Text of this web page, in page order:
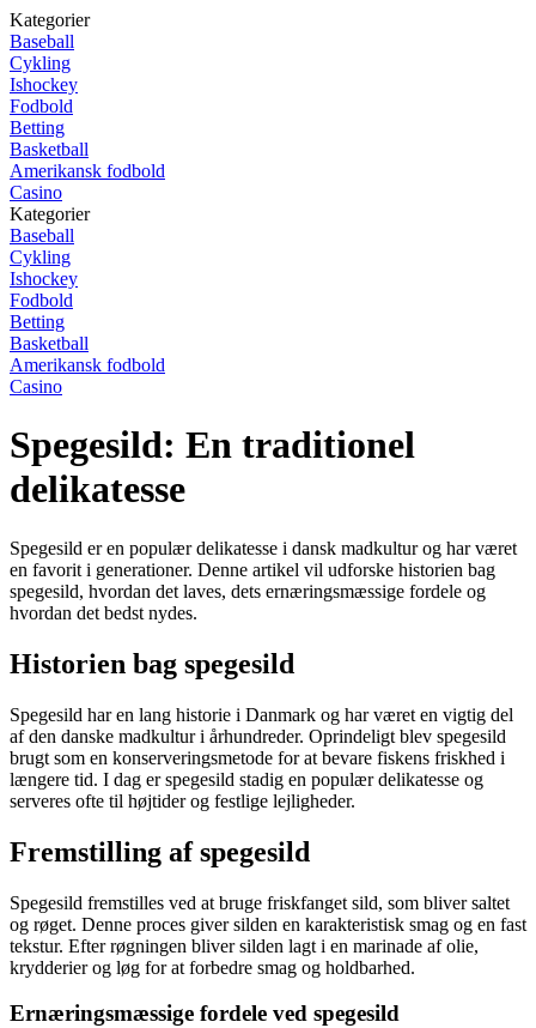
Kategorier
Baseball
Cykling
Ishockey
Fodbold
Betting
Basketball
Amerikansk fodbold
Casino
Kategorier
Baseball
Cykling
Ishockey
Fodbold
Betting
Basketball
Amerikansk fodbold
Casino
Spegesild: En traditionel
delikatesse
Spegesild er en populær delikatesse i dansk madkultur og har været
en favorit i generationer. Denne artikel vil udforske historien bag
spegesild, hvordan det laves, dets ernæringsmæssige fordele og
hvordan det bedst nydes.
Historien bag spegesild
Spegesild har en lang historie i Danmark og har været en vigtig del
af den danske madkultur i århundreder. Oprindeligt blev spegesild
brugt som en konserveringsmetode for at bevare fiskens friskhed i
længere tid. I dag er spegesild stadig en populær delikatesse og
serveres ofte til højtider og festlige lejligheder.
Fremstilling af spegesild
Spegesild fremstilles ved at bruge friskfanget sild, som bliver saltet
og røget. Denne proces giver silden en karakteristisk smag og en fast
tekstur. Efter røgningen bliver silden lagt i en marinade af olie,
krydderier og løg for at forbedre smag og holdbarhed.
Ernæringsmæssige fordele ved spegesild